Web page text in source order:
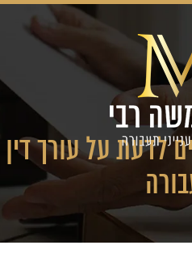
לדעת על עורך דין